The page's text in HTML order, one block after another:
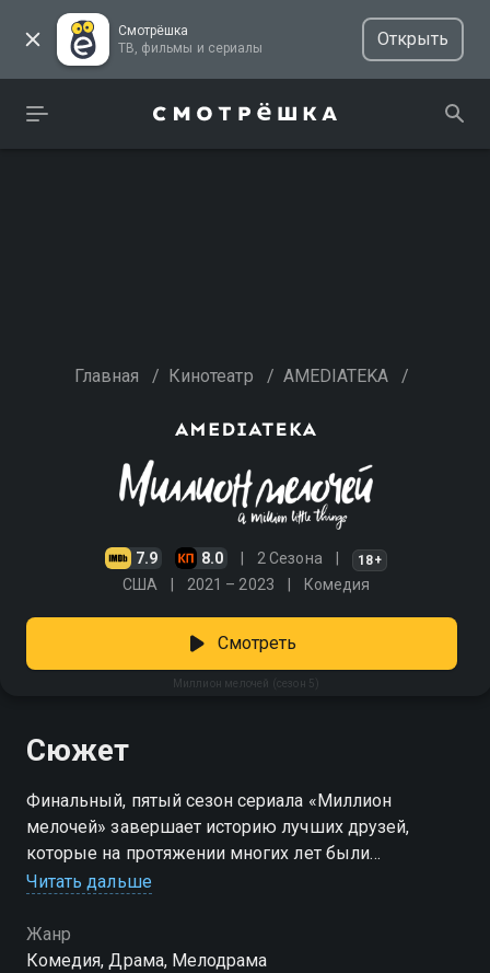
Смотрёшка
ТВ, фильмы и сериалы
Открыть
Главная / Кинотеатр / AMEDIATEKA /
7.9 8.0 2 Сезона 18+
США 2021 – 2023 Комедия
Миллион мелочей (сезон 5)
Смотреть
Сюжет
Финальный, пятый сезон сериала «Миллион
мелочей» завершает историю лучших друзей,
которые на протяжении многих лет были
поддержкой и опорой друг для друга. Что, конечно
разбегаться кто куда. Эдди сосредоточивается на
карьере, Ром от него не отстает – приходит работать
Читать дальше
Жанр
Комедия, Драма, Мелодрама